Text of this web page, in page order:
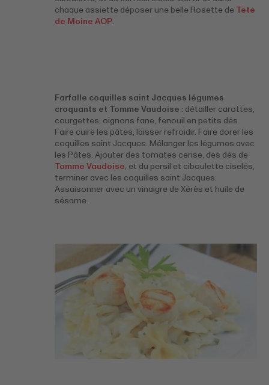
chaque assiette déposer une belle Rosette de Tête
de Moine AOP.
Farfalle coquilles saint Jacques légumes
croquants et Tomme Vaudoise : détailler carottes,
courgettes, oignons fane, fenouil en petits dés.
Faire cuire les pâtes, laisser refroidir. Faire dorer les
coquilles saint Jacques. Mélanger les légumes avec
les Pâtes. Ajouter des tomates cerise, des dès de
Tomme Vaudoise, et du persil et ciboulette ciselés,
terminer avec les coquilles saint Jacques.
Assaisonner avec un vinaigre de Xérès et huile de
sésame.